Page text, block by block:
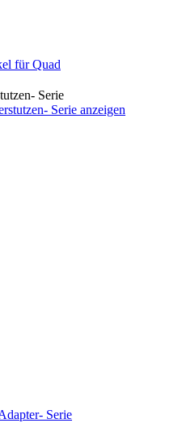
für Quad
Serie
Serie anzeigen
Serie